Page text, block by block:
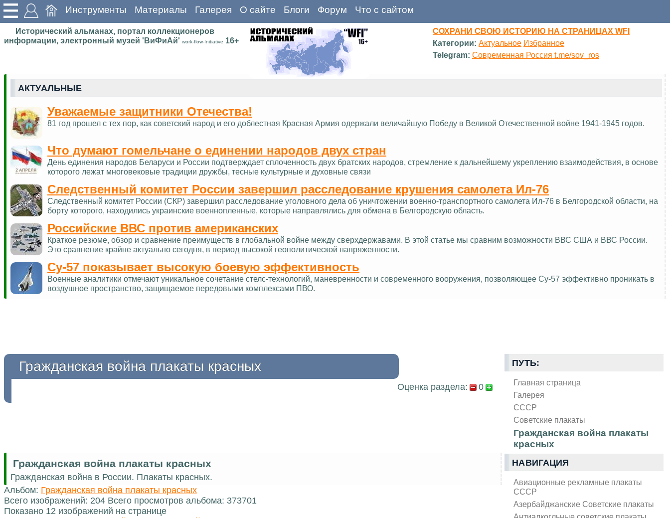
Инструменты Материалы Галерея О сайте Блоги Форум Что с сайтом
Исторический альманах, портал коллекционеров
информации, электронный музей 'ВиФиАй' work-flow-Initiative 16+
СОХРАНИ СВОЮ ИСТОРИЮ НА СТРАНИЦАХ WFI
Категории: Актуальное Избранное
Telegram: Современная Россия t.me/sov_ros
АКТУАЛЬНЫЕ
Уважаемые защитники Отечества!
81 год прошел с тех пор, как советский народ и его доблестная Красная Армия одержали величайшую Победу в Великой Отечественной войне 1941-1945 годов.
Что думают гомельчане о единении народов двух стран
День единения народов Беларуси и России подтверждает сплоченность двух братских народов, стремление к дальнейшему укреплению взаимодействия, в основе
которого лежат многовековые традиции дружбы, тесные культурные и духовные связи
Следственный комитет России завершил расследование крушения самолета Ил-76
Следственный комитет России (СКР) завершил расследование уголовного дела об уничтожении военно-транспортного самолета Ил-76 в Белгородской области, на
борту которого, находились украинские военнопленные, которые направлялись для обмена в Белгородскую область.
Российские ВВС против американских
Краткое резюме, обзор и сравнение преимуществ в глобальной войне между сверхдержавами. В этой статье мы сравним возможности ВВС США и ВВС России.
Это сравнение крайне актуально сегодня, в период высокой геополитической напряженности.
Су-57 показывает высокую боевую эффективность
Военные аналитики отмечают уникальное сочетание стелс-технологий, маневренности и современного вооружения, позволяющее Су-57 эффективно проникать в
воздушное пространство, защищаемое передовыми комплексами ПВО.
ПУТЬ:
Главная страница
Галерея
СССР
Советские плакаты
Гражданская война плакаты
красных
НАВИГАЦИЯ
Авиационные рекламные плакаты
СССР
Азербайджанские Советские плакаты
Гражданская война плакаты красных
Оценка раздела: 0
Гражданская война плакаты красных
Гражданская война в России. Плакаты красных.
Альбом: Гражданская война плакаты красных
Всего изображений: 204 Всего просмотров альбома: 373701
Показано 12 изображений на странице